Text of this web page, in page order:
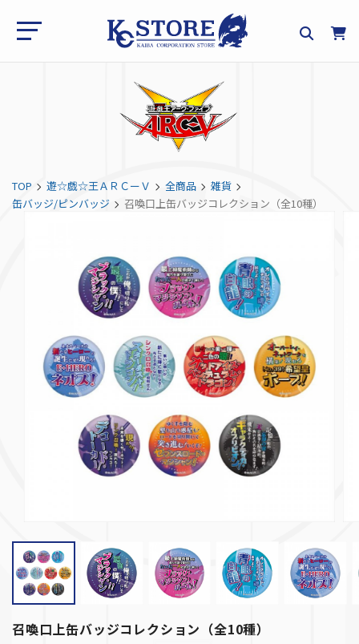
TOP 遊☆戯☆王ＡＲＣーＶ 全商品
雑貨
缶バッジ/ピンバッジ
召喚口上缶バッジコレクション（全10種）
召喚口上缶バッジコレクション（全10種）